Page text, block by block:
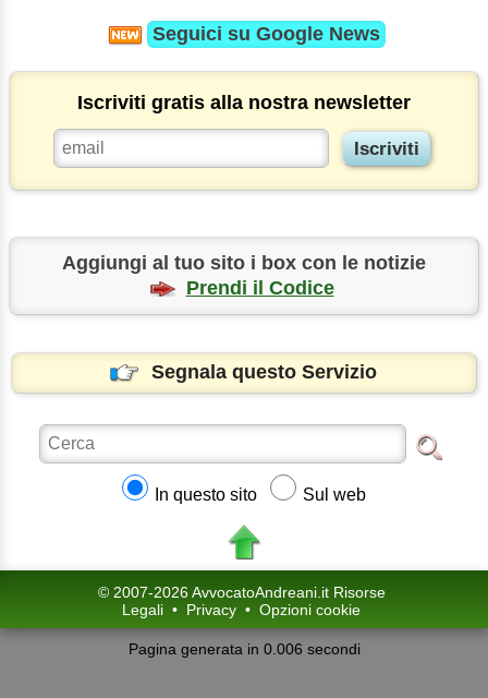
Seguici su Google News
Iscriviti gratis alla nostra newsletter
Aggiungi al tuo sito i box con le notizie
Prendi il Codice
Segnala questo Servizio
In questo sito Sul web
© 2007-2026 AvvocatoAndreani.it Risorse
Legali • Privacy • Opzioni cookie
Pagina generata in 0.006 secondi